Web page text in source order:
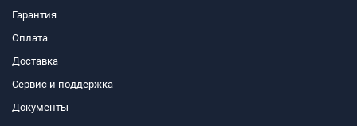
Гарантия
Оплата
Доставка
Сервис и поддержка
Документы